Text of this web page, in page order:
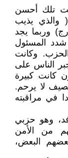
آب عام 1978. وكانت تلك أحسن
يذيب
وربما يجد
المسئول
وكانت
الناس على
كانت كبيرة
لا يرحم.
في مراقبته
وهو حزبي
من الأمن
البعض،